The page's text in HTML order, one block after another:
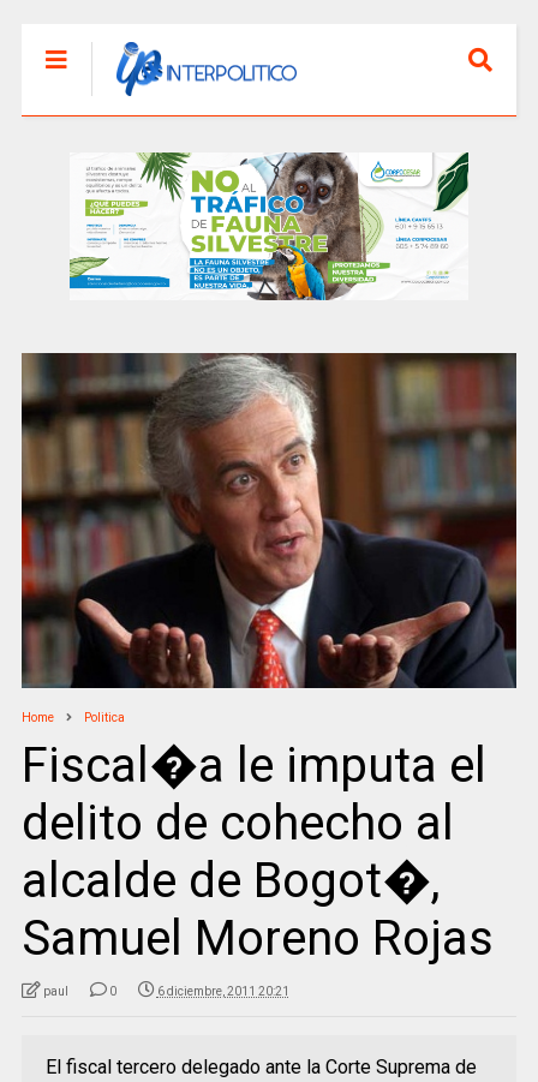
Home Politica
Fiscal�a le imputa el
delito de cohecho al
alcalde de Bogot�,
Samuel Moreno Rojas
paul 0 6 diciembre, 2011 20:21
El fiscal tercero delegado ante la Corte Suprema de